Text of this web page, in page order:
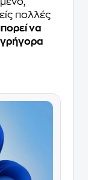
πολλές
να
γρήγορα